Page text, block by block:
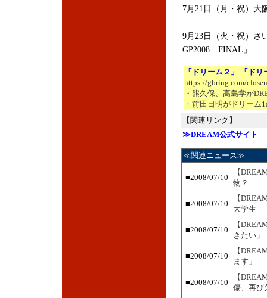
7月21日（月・祝）
9月23日（火・祝）
GP2008 FINAL」
「ドリーム２」 「ド
https://gbring.com/
・熊久保、高島学が
・前田日明がドリーム
【関連リンク】
≫DREAM公式サイト
≪関連ニュース≫
■2008/07/10
【
物？
■2008/07/10
【
大学生
■2008/07/10
【
きたい」
■2008/07/10
【
ます」
■2008/07/10
【
傷、再